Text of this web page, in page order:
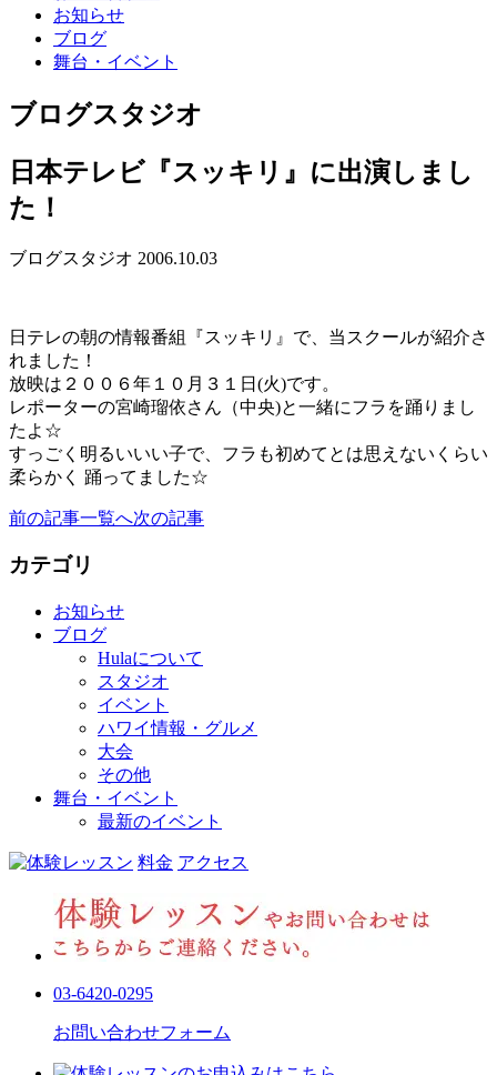
お知らせ
ブログ
舞台・イベント
ブログスタジオ
日本テレビ『スッキリ』に出演しまし
た！
ブログスタジオ 2006.10.03
日テレの朝の情報番組『スッキリ』で、当スクールが紹介さ
れました！
放映は２００６年１０月３１日(火)です。
レポーターの宮崎瑠依さん（中央)と一緒にフラを踊りまし
たよ☆
すっごく明るいいい子で、フラも初めてとは思えないくらい
柔らかく 踊ってました☆
前の記事一覧へ次の記事
カテゴリ
お知らせ
ブログ
Hulaについて
スタジオ
イベント
ハワイ情報・グルメ
大会
その他
舞台・イベント
最新のイベント
料金 アクセス
03-6420-0295
お問い合わせフォーム